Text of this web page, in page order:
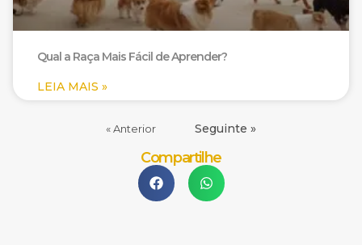
Qual a Raça Mais Fácil de Aprender?
LEIA MAIS »
« Anterior Seguinte »
Compartilhe